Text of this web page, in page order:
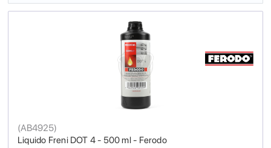
Liquido Freni DOT 4 - 500 ml - Ferodo
(AB4925)